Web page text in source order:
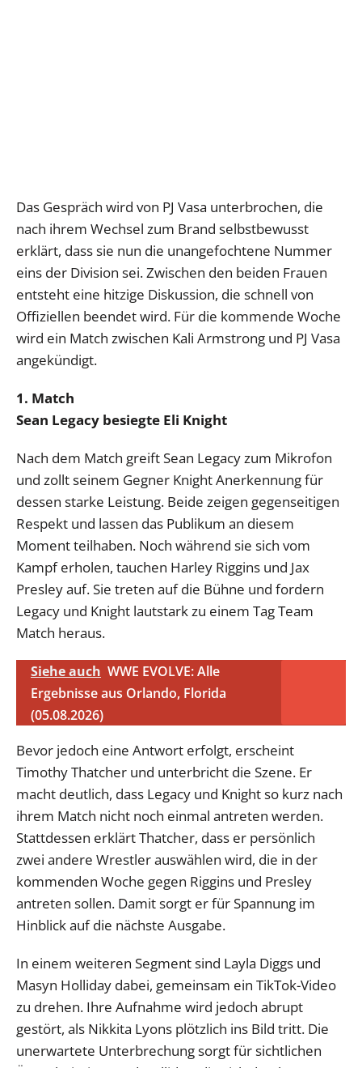
Das Gespräch wird von PJ Vasa unterbrochen, die
nach ihrem Wechsel zum Brand selbstbewusst
erklärt, dass sie nun die unangefochtene Nummer
eins der Division sei. Zwischen den beiden Frauen
entsteht eine hitzige Diskussion, die schnell von
Offiziellen beendet wird. Für die kommende Woche
wird ein Match zwischen Kali Armstrong und PJ Vasa
angekündigt.
1. Match
Sean Legacy besiegte Eli Knight
Nach dem Match greift Sean Legacy zum Mikrofon
und zollt seinem Gegner Knight Anerkennung für
dessen starke Leistung. Beide zeigen gegenseitigen
Respekt und lassen das Publikum an diesem
Moment teilhaben. Noch während sie sich vom
Kampf erholen, tauchen Harley Riggins und Jax
Presley auf. Sie treten auf die Bühne und fordern
Legacy und Knight lautstark zu einem Tag Team
Match heraus.
Siehe auch WWE EVOLVE: Alle
Ergebnisse aus Orlando, Florida
(05.08.2026)
Bevor jedoch eine Antwort erfolgt, erscheint
Timothy Thatcher und unterbricht die Szene. Er
macht deutlich, dass Legacy und Knight so kurz nach
ihrem Match nicht noch einmal antreten werden.
Stattdessen erklärt Thatcher, dass er persönlich
zwei andere Wrestler auswählen wird, die in der
kommenden Woche gegen Riggins und Presley
antreten sollen. Damit sorgt er für Spannung im
Hinblick auf die nächste Ausgabe.
In einem weiteren Segment sind Layla Diggs und
Masyn Holliday dabei, gemeinsam ein TikTok-Video
zu drehen. Ihre Aufnahme wird jedoch abrupt
gestört, als Nikkita Lyons plötzlich ins Bild tritt. Die
unerwartete Unterbrechung sorgt für sichtlichen